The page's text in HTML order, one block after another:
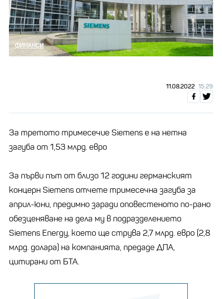
ФИНАНСИ
11.08.2022 15:29
За третото тримесечие Siemens е на нетна
загуба от 1,53 млрд. евро
За първи път от близо 12 години германският
концерн Siemens отчете тримесечна загуба за
април-юни, предимно заради оповестеното по-рано
обезценяване на дела му в подразделението
Siemens Energy, което ще струва 2,7 млрд. евро (2,8
млрд. долара) на компанията, предаде ДПА,
цитирани от БТА.